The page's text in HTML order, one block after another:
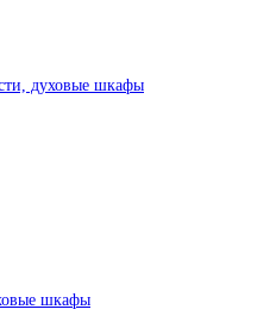
духовые шкафы
шкафы